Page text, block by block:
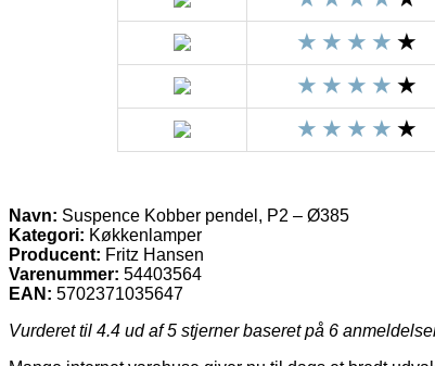
Navn: Suspence Kobber pendel, P2 – Ø385
Kategori: Køkkenlamper
Producent: Fritz Hansen
Varenummer: 54403564
EAN: 5702371035647
Vurderet til 4.4 ud af 5 stjerner baseret på 6